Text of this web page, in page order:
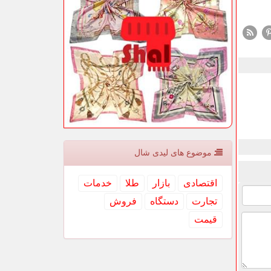
موضوع های لیدی شال
اقتصادی بازار طلا
خدمات
تجارت
دستگاه
فروش
قیمت